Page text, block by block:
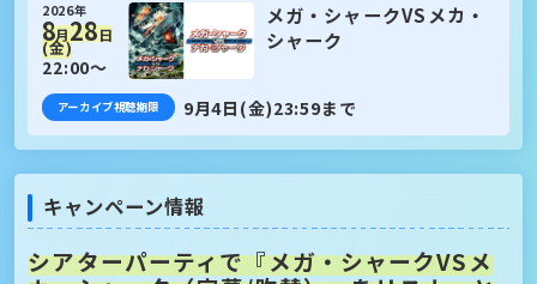
2026年
8月28日
(金)
22:00〜
メガ・シャークVSメカ・
シャーク
アーカイブ視聴期限 9月4日(金)23:59まで
キャンペーン情報
シアターパーティで『メガ・シャークVSメ